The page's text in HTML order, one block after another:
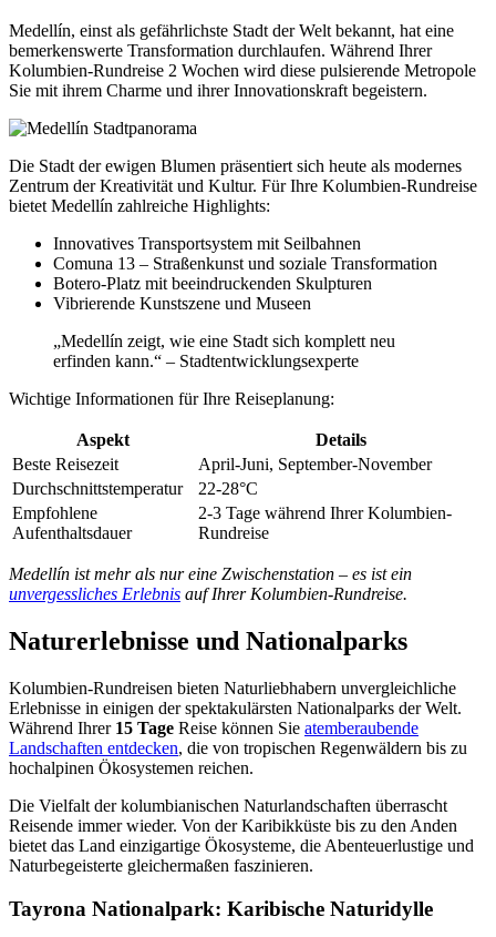
Medellín, einst als gefährlichste Stadt der Welt bekannt, hat eine
bemerkenswerte Transformation durchlaufen. Während Ihrer
Kolumbien-Rundreise 2 Wochen wird diese pulsierende Metropole
Sie mit ihrem Charme und ihrer Innovationskraft begeistern.
Die Stadt der ewigen Blumen präsentiert sich heute als modernes
Zentrum der Kreativität und Kultur. Für Ihre Kolumbien-Rundreise
bietet Medellín zahlreiche Highlights:
Innovatives Transportsystem mit Seilbahnen
Comuna 13 – Straßenkunst und soziale Transformation
Botero-Platz mit beeindruckenden Skulpturen
Vibrierende Kunstszene und Museen
„Medellín zeigt, wie eine Stadt sich komplett neu
erfinden kann.“ – Stadtentwicklungsexperte
Wichtige Informationen für Ihre Reiseplanung:
Aspekt
Details
Beste Reisezeit
April-Juni, September-November
Durchschnittstemperatur
22-28°C
Empfohlene
Aufenthaltsdauer
2-3 Tage während Ihrer Kolumbien-
Rundreise
Medellín ist mehr als nur eine Zwischenstation – es ist ein
unvergessliches Erlebnis auf Ihrer Kolumbien-Rundreise.
Naturerlebnisse und Nationalparks
Kolumbien-Rundreisen bieten Naturliebhabern unvergleichliche
Erlebnisse in einigen der spektakulärsten Nationalparks der Welt.
Während Ihrer 15 Tage Reise können Sie atemberaubende
Landschaften entdecken, die von tropischen Regenwäldern bis zu
hochalpinen Ökosystemen reichen.
Die Vielfalt der kolumbianischen Naturlandschaften überrascht
Reisende immer wieder. Von der Karibikküste bis zu den Anden
bietet das Land einzigartige Ökosysteme, die Abenteuerlustige und
Naturbegeisterte gleichermaßen faszinieren.
Tayrona Nationalpark: Karibische Naturidylle